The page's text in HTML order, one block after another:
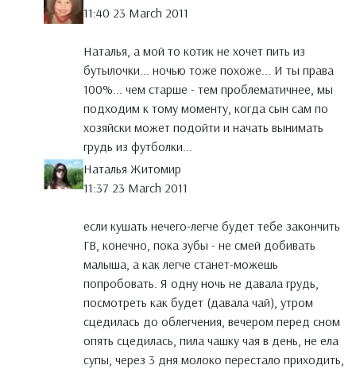
11:40 23 March 2011
Наталья, а мой то котик не хочет пить из
бутылочки... ночью тоже похоже... И ты права
100%... чем старше - тем проблематичнее, мы
подходим к тому моменту, когда сын сам по
хозяйски может подойти и начать вынимать
грудь из футболки...
Наталья Житомир
11:37 23 March 2011
если кушать нечего-легче будет тебе закончить
ГВ, конечно, пока зубы - не смей добивать
малыша, а как легче станет-можешь
попробовать. Я одну ночь не давала грудь,
посмотреть как будет (давала чай), утром
сцедилась до облегчения, вечером перед сном
опять сцедилась, пила чашку чая в день, не ела
супы, через 3 дня молоко перестало приходить,